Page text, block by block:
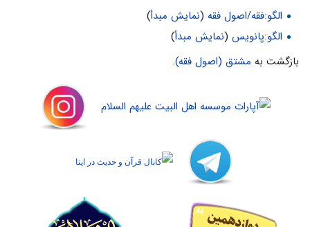
الگو:فقه/اصول فقه(نمایش مبدأ)
الگو:پانویس(نمایش مبدأ)
بازگشت به مشتق (اصول فقه).